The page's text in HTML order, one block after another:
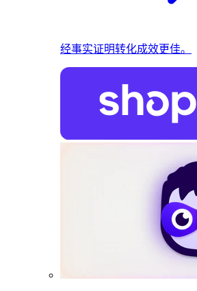
经事实证明转化成效更佳。